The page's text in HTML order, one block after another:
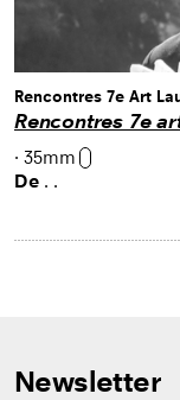
Rencontres 7e Art
Rencontres 7e
· 35mm
De . .
Newsletter